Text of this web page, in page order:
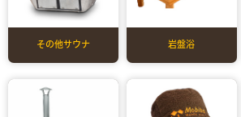
その他サウナ 岩盤浴